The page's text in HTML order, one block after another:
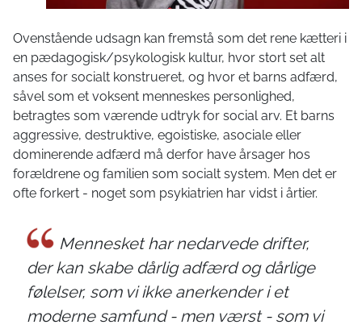
Ovenstående udsagn kan fremstå som det rene kætteri i
en pædagogisk/psykologisk kultur, hvor stort set alt
anses for socialt konstrueret, og hvor et barns adfærd,
såvel som et voksent menneskes personlighed,
betragtes som værende udtryk for social arv. Et barns
aggressive, destruktive, egoistiske, asociale eller
dominerende adfærd må derfor have årsager hos
forældrene og familien som socialt system. Men det er
ofte forkert - noget som psykiatrien har vidst i årtier.
Mennesket har nedarvede drifter,
der kan skabe dårlig adfærd og dårlige
følelser, som vi ikke anerkender i et
moderne samfund - men værst - som vi